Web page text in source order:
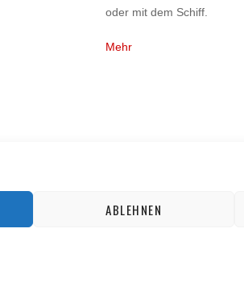
ABLEHNEN
oder mit dem Schiff.
Mehr